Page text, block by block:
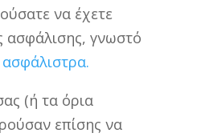
να έχετε
ασφάλισης, γνωστό
ασφάλιστρα.
(ή τα όρια
επίσης να